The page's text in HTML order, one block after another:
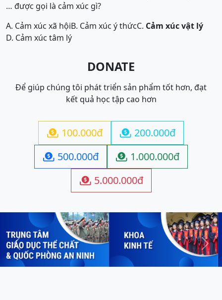
… được gọi là cảm xúc gì?
A. Cảm xúc xã hộiB. Cảm xúc ý thứcC. Cảm xúc vật lý
D. Cảm xúc tâm lý
DONATE
Để giúp chúng tôi phát triển sản phẩm tốt hơn, đạt
kết quả học tập cao hơn
 100.000đ  200.000đ
 500.000đ  1.000.000đ
 5.000.000đ
Previous Next